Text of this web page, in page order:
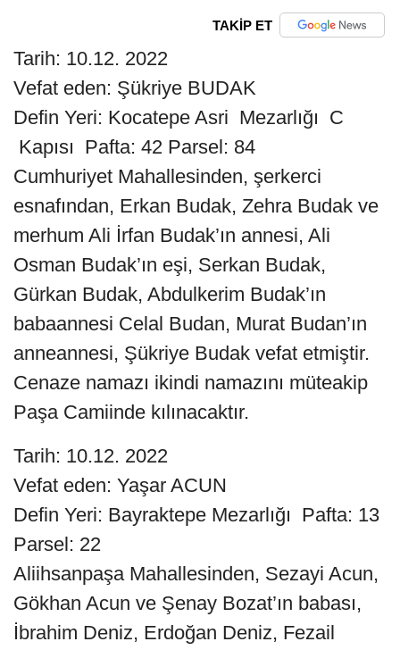
TAKİP ET
Tarih: 10.12. 2022
Vefat eden: Şükriye BUDAK
Defin Yeri: Kocatepe Asri Mezarlığı C
Kapısı Pafta: 42 Parsel: 84
Cumhuriyet Mahallesinden, şerkerci
esnafından, Erkan Budak, Zehra Budak ve
merhum Ali İrfan Budak’ın annesi, Ali
Osman Budak’ın eşi, Serkan Budak,
Gürkan Budak, Abdulkerim Budak’ın
babaannesi Celal Budan, Murat Budan’ın
anneannesi, Şükriye Budak vefat etmiştir.
Cenaze namazı ikindi namazını müteakip
Paşa Camiinde kılınacaktır.
Tarih: 10.12. 2022
Vefat eden: Yaşar ACUN
Defin Yeri: Bayraktepe Mezarlığı Pafta: 13
Parsel: 22
Aliihsanpaşa Mahallesinden, Sezayi Acun,
Gökhan Acun ve Şenay Bozat’ın babası,
İbrahim Deniz, Erdoğan Deniz, Fezail